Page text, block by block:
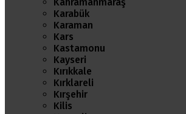
Karabük
Karaman
Kars
Kastamonu
Kayseri
Kırıkkale
Kırklareli
Kırşehir
Kilis